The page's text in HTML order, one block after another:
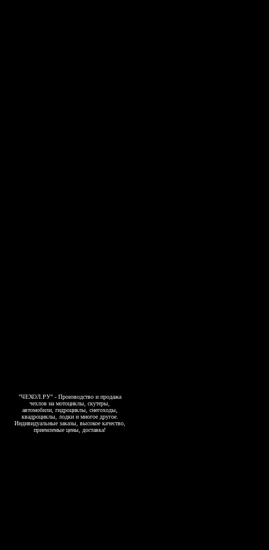
"ЧЕХОЛ.РУ" - Производство и продажа
чехлов на мотоциклы, скутеры,
автомобили, гидроциклы, снегоходы,
квадроциклы, лодки и многое другое.
Индивидуальные заказы, высокое качество,
приемлемые цены, доставка!